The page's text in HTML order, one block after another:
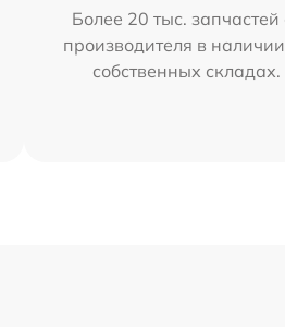
Более 20 тыс. запчастей
производителя в
собственных складах.